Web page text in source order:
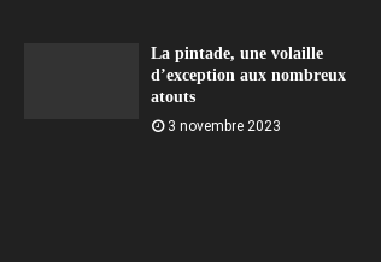
La pintade, une volaille
d’exception aux nombreux
atouts
3 novembre 2023